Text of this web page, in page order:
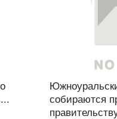
собираются